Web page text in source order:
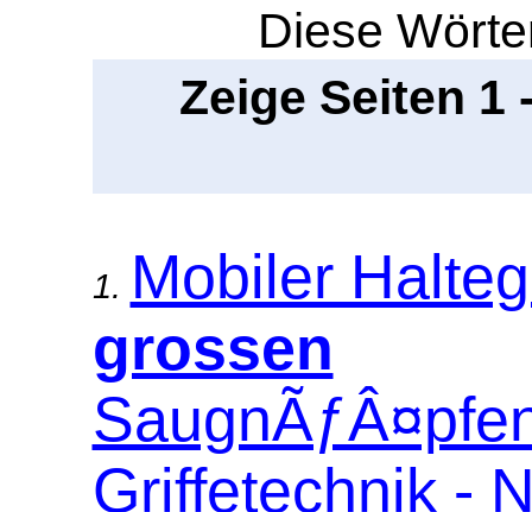
Diese
Zeige Seiten 1
1. Mobiler
grossen
Griffetechnik -